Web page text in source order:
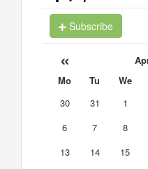
Subscribe
«
Mo Tu We
30
31 1
6
7 8
13
14 15